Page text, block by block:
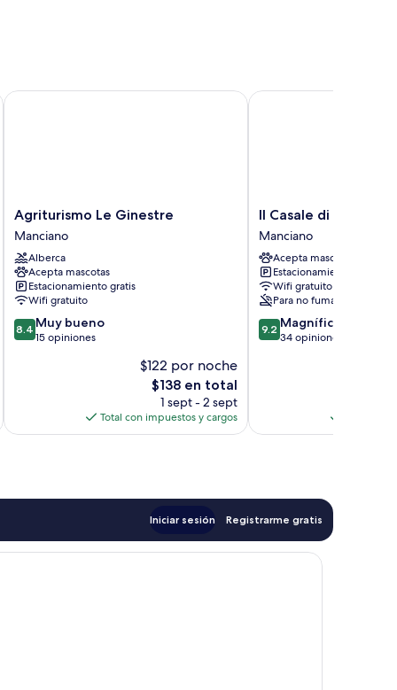
Agriturismo
Le
Ginestre
Manciano
Agriturismo Le Ginestre
Manciano
Alberca
Acepta mascotas
Estacionamiento gratis
Wifi gratuito
8.4
de
8.4 Muy bueno
15 opiniones
$122 por noche
El
precio
actual
es
$138 en total
1 sept - 2 sept
Total con impuestos y cargos
Agriturismo Le Ginestre
Il
Casale
di
Luna
Manciano
Il Casale di Luna
Manciano
Acepta mascotas
Estacionamiento gratis
Wifi gratuito
Para no fumadores
9.2
de
9.2 Magnífico
34 opiniones
Il Casale di Luna
Iniciar sesión Registrarme gratis